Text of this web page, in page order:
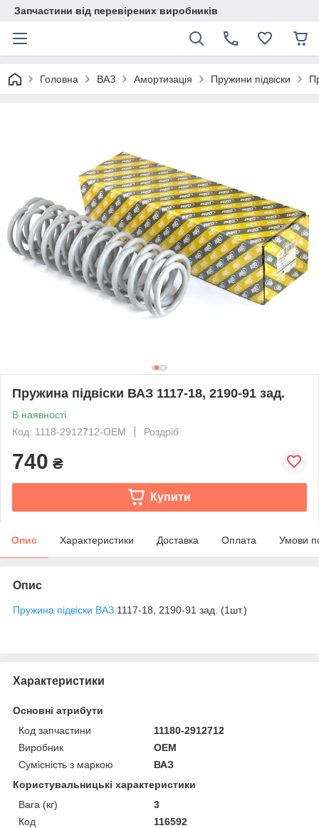
Запчастини від перевірених виробників
Головна ВАЗ Амортизація Пружини підвіски
Пружина підвіски ВАЗ 1117-18, 2190-91 зад.
В наявності
Код: 1118-2912712-OEM
Роздріб
740 ₴
Купити
Опис Характеристики Доставка Оплата Умови
Опис
Пружина підвіски ВАЗ 1117-18, 2190-91 зад. (1шт.)
Характеристики
Основні атрибути
Код запчастини
11180-2912712
Виробник
OEM
Сумісність з маркою
ВАЗ
Користувальницькі характеристики
Вага (кг)
3
Код
116592